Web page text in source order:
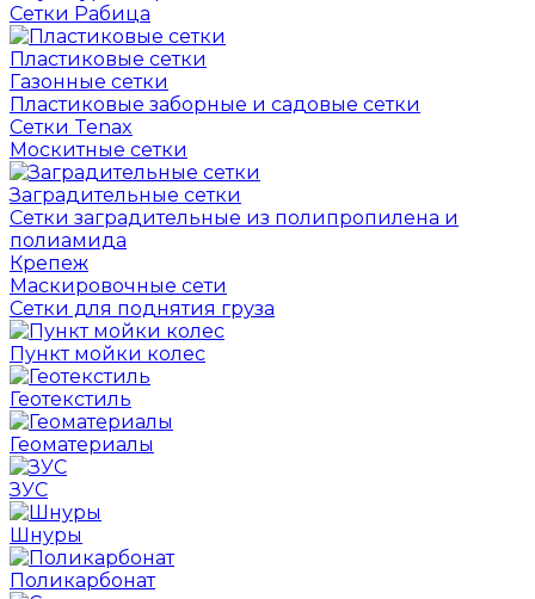
Сетки Рабица
Пластиковые сетки
Газонные сетки
Пластиковые заборные и садовые сетки
Сетки Tenax
Москитные сетки
Заградительные сетки
Сетки заградительные из полипропилена и
полиамида
Крепеж
Маскировочные сети
Сетки для поднятия груза
Пункт мойки колес
Геотекстиль
Геоматериалы
ЗУС
Шнуры
Поликарбонат